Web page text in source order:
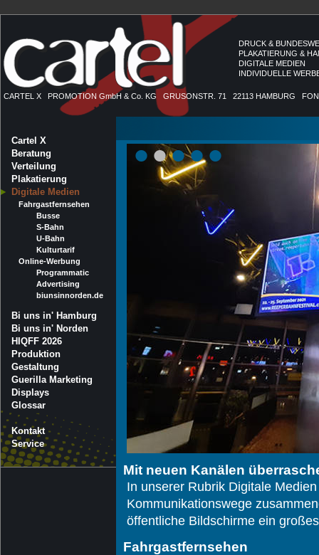
CARTEL X PROMOTION GmbH & Co. KG GRUSONSTR. 71 22113 HAMBURG
DRUCK &
PLAKATIERUNG &
DIGITALE MEDIEN
INDIVIDUELLE
Cartel X
Beratung
Verteilung
Plakatierung
Digitale Medien
Fahrgastfernsehen
Busse
S-Bahn
U-Bahn
Kulturtarif
Online-Werbung
Programmatic
Advertising
biunsinnorden.de
Bi uns in' Hamburg
Bi uns in' Norden
HIQFF 2026
Produktion
Gestaltung
Guerilla Marketing
Displays
Glossar
Kontakt
Service
•••••
Mit neuen Kanälen
In unserer Rubrik Digitale
Kommunikationswege
öffentliche Bildschirme ein
Fahrgastfernsehen